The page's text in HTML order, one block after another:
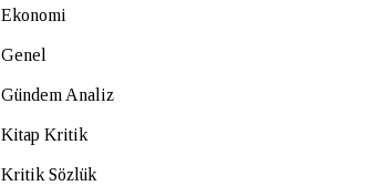
Ekonomi
Genel
Gündem Analiz
Kitap Kritik
Kritik Sözlük